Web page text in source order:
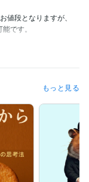
値段となりますが、
です。
順調に進んだ場合
場合や、案件着手後
の判断で正式納品扱
に確認のお時間が
。
合は、正式納品か
が、お客様都合また
対応となりますので
もっと見る